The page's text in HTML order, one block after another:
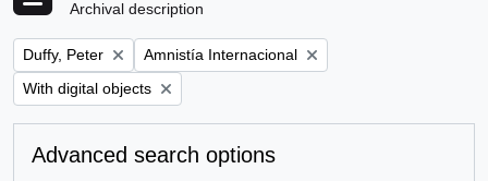
Archival description
Remove filter:
Duffy, Peter Remove filter:
Amnistía Internacional
Remove filter:
With digital objects
Advanced search options